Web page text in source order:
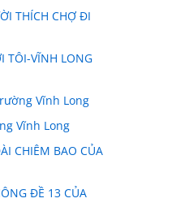
THÍCH CHỢ ĐI
TÔI-VĨNH LONG
Vĩnh Long
Vĩnh Long
CHIÊM BAO CỦA
ĐỀ 13 CỦA